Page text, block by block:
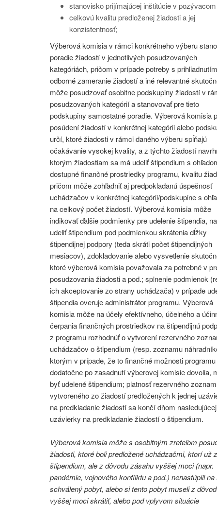
stanovisko prijímajúcej inštitúcie v
celkovú kvalitu predloženej žiadosti a jej
konzistentnosť;
Výberová komisia v rámci konkrétneho výberu
poradie žiadostí v jednotlivých posudzovaných
kategóriách, pričom v prípade potreby s
odborné zameranie žiadostí a iné relevantné
môže posudzovať osobitne podskupiny žiadostí v
posudzovaných kategórií a stanovovať pre tieto
podskupiny samostatné poradie. Výberová komisia
posúdení žiadostí v konkrétnej kategórii alebo
určí, ktoré žiadosti v rámci daného výberu spĺňajú
očakávanie vysokej kvality, a z týchto žiadostí
ktorým žiadostiam sa má udeliť štipendium s
dostupné finančné prostriedky programu, kvalitu
pričom môže zohľadniť aj predpokladanú úspešnosť
uchádzačov v konkrétnej kategórii/podskupine s
na celkový počet žiadostí. Výberová komisia môže
indikovať ďalšie podmienky pre udelenie štipendia,
udeliť štipendium pod podmienkou skrátenia dĺžky
štipendijnej podpory (teda skráti počet štipendijných
mesiacov), zdokladovanie alebo vysvetlenie
ktoré výberová komisia považovala za potrebné v
posudzovania žiadosti a pod.; splnenie podmienok
ich akceptovanie zo strany uchádzača) v prípade
štipendia overuje administrátor programu. Výberová
komisia môže na účely efektívneho, účelného a
čerpania finančných prostriedkov na štipendijnú
z programu rozhodnúť o vytvorení rezervného
uchádzačov o štipendium (resp. zoznamu
ktorým v prípade, že to finančné možnosti programu
dodatočne po zasadnutí výberovej komisie dovolia,
byť udelené štipendium; platnosť rezervného
vytvoreného zo žiadostí predložených k jednej
na predkladanie žiadostí sa končí dňom nasledujúcej
uzávierky na predkladanie žiadostí o štipendium.
Výberová komisia môže s osobitným zreteľom
žiadosti, ktoré boli predložené uchádzačmi, ktorí už
štipendium, ale z dôvodu zásahu vyššej moci (napr.
pandémie, vojnového konfliktu a pod.) nenastúpili na
schválený pobyt, alebo si tento pobyt museli z
vyššej moci skrátiť, alebo pod vplyvom situácie